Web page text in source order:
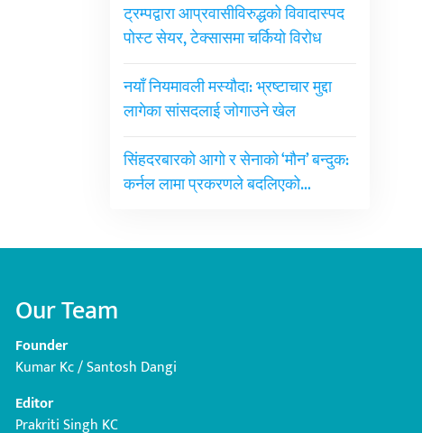
ट्रम्पद्वारा आप्रवासीविरुद्धको विवादास्पद
पोस्ट सेयर, टेक्सासमा चर्कियो विरोध
नयाँ नियमावली मस्यौदा: भ्रष्टाचार मुद्दा
लागेका सांसदलाई जोगाउने खेल
सिंहदरबारको आगो र सेनाको ‘मौन’ बन्दुक:
कर्नल लामा प्रकरणले बदलिएको…
Our Team
Founder
Kumar Kc / Santosh Dangi
Editor
Prakriti Singh KC